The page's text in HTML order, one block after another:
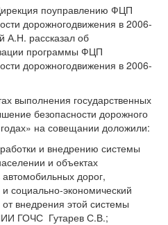
поуправлению ФЦП
дорожногодвижения в 2006-
А.Н. рассказал об
программы ФЦП
дорожногодвижения в 2006-
выполнения государственных
безопасности дорожного
на совещании доложили:
и внедрению системы
и объектах
дорог,
социально-экономический
внедрения этой системы
ГОЧС Гутарев С.В.;